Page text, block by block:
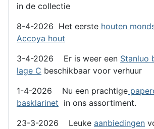
in de collectie
8-4-2026 Het eerste houten
Accoya hout
3-4-2026 Er is weer een Stanluo
lage C beschikbaar voor verhuur
1-4-2026 Nu een prachtige
basklarinet in ons assortiment.
23-3-2026 Leuke aanbiedingen